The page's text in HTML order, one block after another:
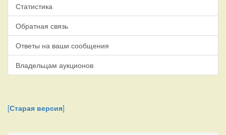
Статистика
Обратная связь
Ответы на ваши сообщения
Владельцам аукционов
[Старая версия]